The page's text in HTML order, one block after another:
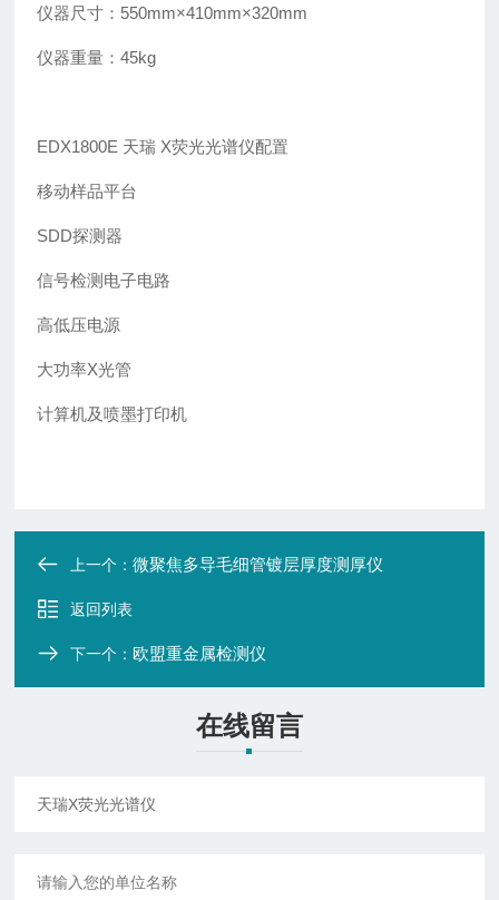
仪器尺寸：550mm×410mm×320mm
仪器重量：45kg
EDX1800E 天瑞 X荧光光谱仪配置
移动样品平台
SDD探测器
信号检测电子电路
高低压电源
大功率X光管
计算机及喷墨打印机
上一个：微聚焦多导毛细管镀层厚度测厚仪
返回列表
下一个： 欧盟重金属检测仪
在线留言